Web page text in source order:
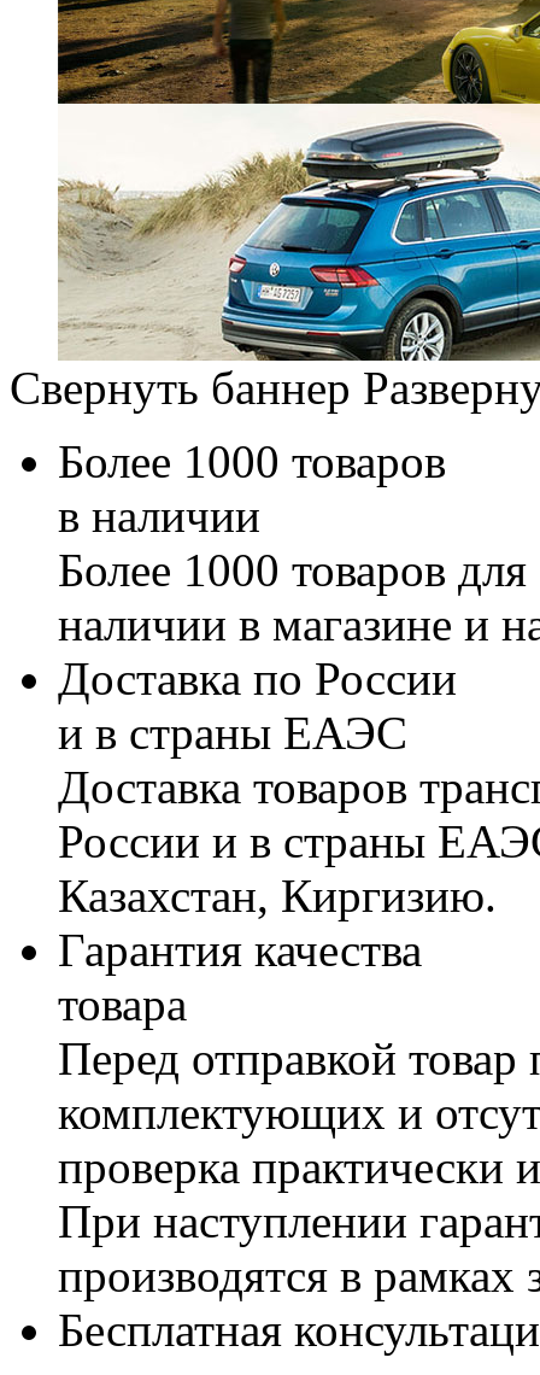
Свернуть баннер
Более 1000 товаров
в наличии
Более 1000 товаров
наличии в магазине и
Доставка по России
и в страны ЕАЭС
Доставка товаров
России и в страны
Казахстан, Киргизию.
Гарантия качества
товара
Перед отправкой товар
комплектующих и
проверка практически
При наступлении
производятся в рамках
Бесплатная